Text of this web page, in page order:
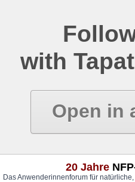
with
Open in
20 Jahre
Das Anwenderinnenforum für